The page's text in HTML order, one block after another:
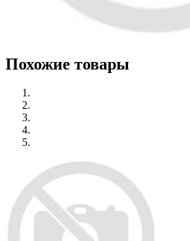
Похожие товары